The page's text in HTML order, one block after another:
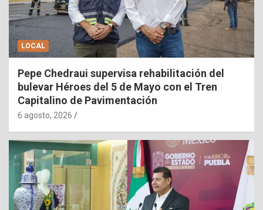
LOCAL
Pepe Chedraui supervisa rehabilitación del
bulevar Héroes del 5 de Mayo con el Tren
Capitalino de Pavimentación
6 agosto, 2026